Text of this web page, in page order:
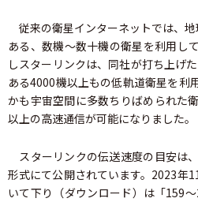
従来の衛星インターネットでは、
ある、数機～数十機の衛星を利用し
しスターリンクは、同社が打ち上げ
ある4000機以上もの低軌道衛星を利
かも宇宙空間に多数ちりばめられた
以上の高速通信が可能になりました。
スターリンクの伝送速度の目安は、
形式にて公開されています。2023年
いて下り（ダウンロード）は「159